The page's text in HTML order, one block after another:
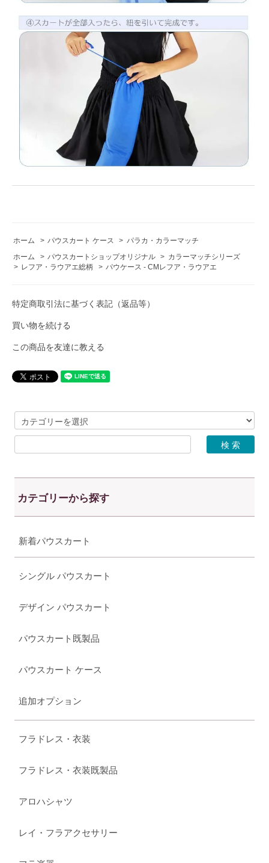
ホーム > パウスカート ケース > パラカ・カラーマッチ
ホーム
> パウスカートショップオリジナル > カラーマッチシリーズ
> レフア・ラウアエ総柄 > パウケース - CMレフア・ラウアエ
特定商取引法に基づく表記（返品等）
買い物を続ける
この商品を友達に教える
カテゴリーから探す
新着パウスカート
シングル パウスカート
デザイン パウスカート
パウスカート既製品
パウスカート ケース
追加オプション
フラドレス・衣装
フラドレス・衣装既製品
アロハシャツ
レイ・フラアクセサリー